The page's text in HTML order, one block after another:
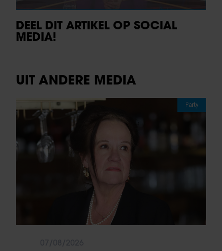
DEEL DIT ARTIKEL OP SOCIAL
MEDIA!
UIT ANDERE MEDIA
Party